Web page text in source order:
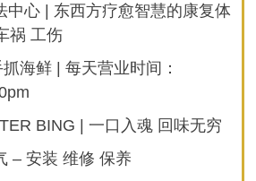
中心 | 东西方疗愈智慧的康复体
祸 工伤
海鲜 | 每天营业时间：
BING | 一口入魂 回味无穷
– 安装 维修 保养